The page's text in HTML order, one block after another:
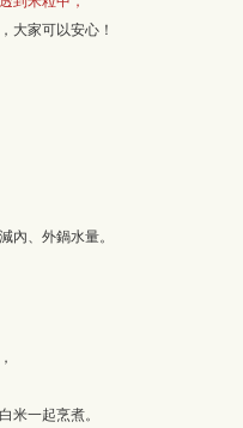
大家可以安心！
內、外鍋水量。
米一起烹煮。